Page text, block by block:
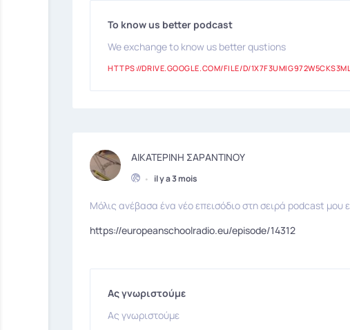
To know us better podcast
We exchange to know us better qustions
HTTPS://DRIVE.GOOGLE.COM/FILE/D/
ΑΙΚΑΤΕΡΙΝΗ ΣΑΡΑΝΤΙΝΟΥ
• il y a 3 mois
Μόλις ανέβασα ένα νέο επεισόδιο στη σειρά podcast μου
https://europeanschoolradio.eu/episode/14312
Ας γνωριστούμε
Ας γνωριστούμε